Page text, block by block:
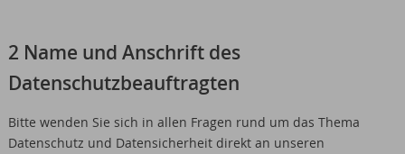
2 Name und Anschrift des
Datenschutzbeauftragten
Bitte wenden Sie sich in allen Fragen rund um das Thema
Datenschutz und Datensicherheit direkt an unseren